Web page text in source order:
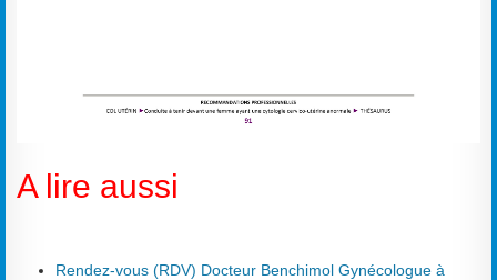
A lire aussi
Rendez-vous (RDV) Docteur Benchimol Gynécologue à